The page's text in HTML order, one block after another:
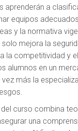
aprenderán a
equipos
y la normativa
mejora la
la competitividad y
alumnos en un
más la
curso combina
una